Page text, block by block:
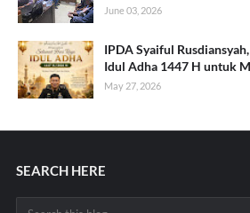
June 03, 2026
IPDA Syaiful
Idul Adha 1447 H untuk
May 27, 2026
SEARCH HERE